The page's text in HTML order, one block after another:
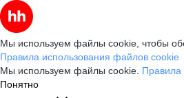
Мы используем файлы cookie, чтобы
Правила использования файлов cookie
Мы используем файлы cookie. Правила
Понятно